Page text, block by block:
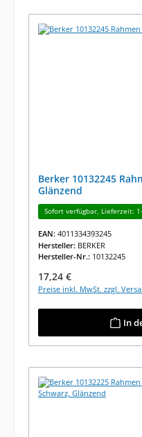
Berker 10132245
Glänzend
Sofort verfügbar, Lieferzeit:
EAN: 4011334393245
Hersteller: BERKER
Hersteller-Nr.: 10132245
Regulärer Preis:
17,24 €
Preise inkl. MwSt. zzgl.
In